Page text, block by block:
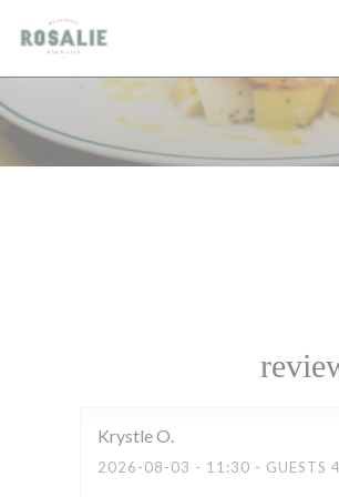
Panel for informasjonskapsler
KrystleO
2026-08-03 - 11:30 - GUESTS 4